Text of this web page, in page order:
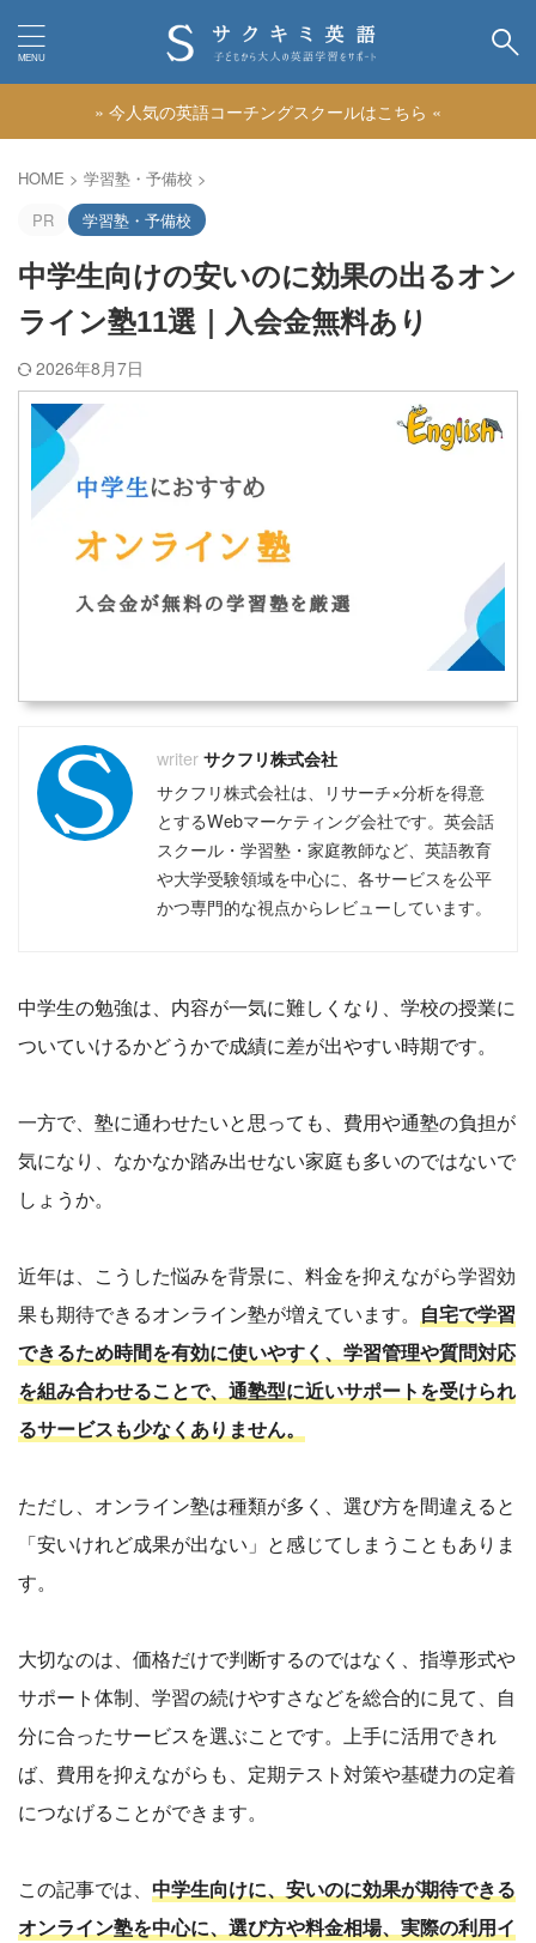
» 今人気の英語コーチングスクールはこちら «
HOME > 学習塾・予備校 >
PR
学習塾・予備校
中学生向けの安いのに効果の出るオン
ライン塾11選｜入会金無料あり
2026年8月7日
サクフリ株式会社
サクフリ株式会社は、リサーチ×分析を得意
とするWebマーケティング会社です。英会話
スクール・学習塾・家庭教師など、英語教育
や大学受験領域を中心に、各サービスを公平
かつ専門的な視点からレビューしています。
中学生の勉強は、内容が一気に難しくなり、学校の授業に
ついていけるかどうかで成績に差が出やすい時期です。
一方で、塾に通わせたいと思っても、費用や通塾の負担が
気になり、なかなか踏み出せない家庭も多いのではないで
しょうか。
近年は、こうした悩みを背景に、料金を抑えながら学習効
果も期待できるオンライン塾が増えています。 自宅で学習
できるため時間を有効に使いやすく、学習管理や質問対応
を組み合わせることで、通塾型に近いサポートを受けられ
るサービスも少なくありません。
ただし、オンライン塾は種類が多く、選び方を間違えると
「安いけれど成果が出ない」と感じてしまうこともありま
す。
大切なのは、価格だけで判断するのではなく、指導形式や
サポート体制、学習の続けやすさなどを総合的に見て、自
分に合ったサービスを選ぶことです。上手に活用できれ
ば、費用を抑えながらも、定期テスト対策や基礎力の定着
につなげることができます。
この記事では、 中学生向けに、安いのに効果が期待できる
オンライン塾を中心に、選び方や料金相場、実際の利用イ